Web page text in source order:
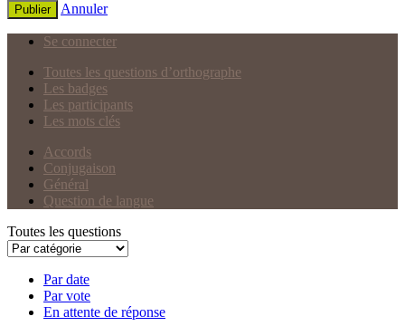
Publier Annuler
Se connecter
Toutes les questions d’orthographe
Les badges
Les participants
Les mots clés
Accords
Conjugaison
Général
Question de langue
Toutes les questions
Par date
Par vote
En attente de réponse